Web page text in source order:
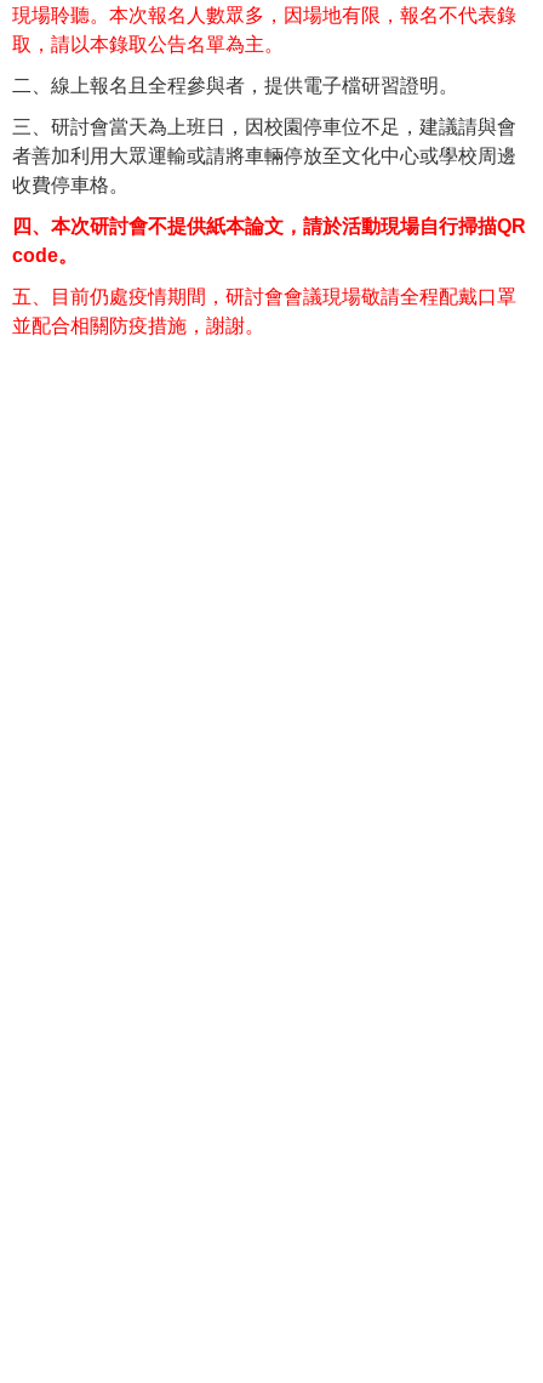
現場聆聽。本次報名人數眾多，因場地有限，報名不代表錄
取，請以本錄取公告名單為主。
二、線上報名且全程參與者，提供電子檔研習證明。
三、研討會當天為上班日，因校園停車位不足，建議請與會
者善加利用大眾運輸或請將車輛停放至文化中心或學校周邊
收費停車格。
四、本次研討會不提供紙本論文，請於活動現場自行掃描QR
code。
五、目前仍處疫情期間，研討會會議現場敬請全程配戴口罩
並配合相關防疫措施，謝謝。